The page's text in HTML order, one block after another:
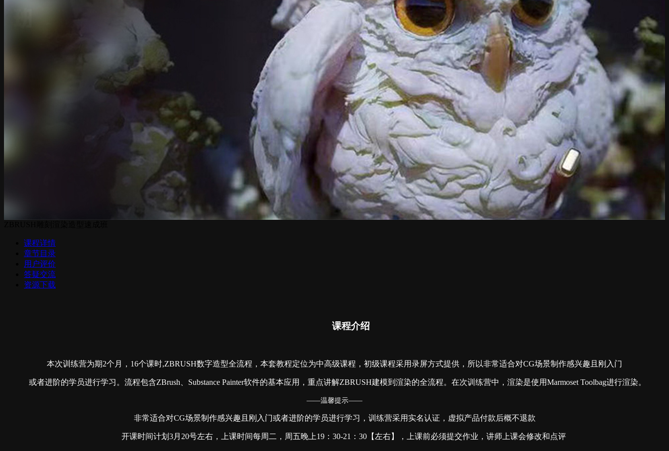
课程详情
章节目录
用户评价
答疑交流
资源下载
课程介绍
本次训练营为期2个月，16个课时,ZBRUSH数字造型全流程，本套教程定位为中高级课程，初级课程采用录屏方式提供，所以非常适合对CG场景制作感兴趣且刚入门
或者进阶的学员进行学习。流程包含ZBrush、Substance Painter软件的基本应用，重点讲解ZBRUSH建模到渲染的全流程。在次训练营中，渲染是使用Marmoset Toolbag进行渲染。
——温馨提示——
非常适合对CG场景制作感兴趣且刚入门或者进阶的学员进行学习，训练营采用实名认证，虚拟产品付款后概不退款
开课时间计划3月20号左右，上课时间每周二，周五晚上19：30-21：30【左右】，上课前必须提交作业，讲师上课会修改和点评